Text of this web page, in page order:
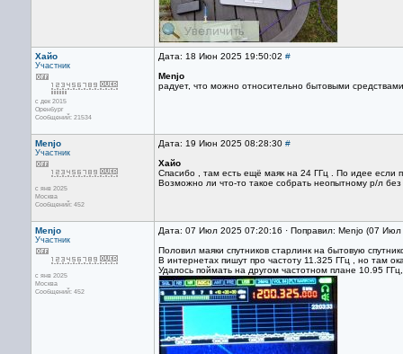
Хайо
Участник
с дек 2015
Оренбург
Сообщений: 21534
Дата: 18 Июн 2025 19:50:02 #
Menjo
радует, что можно относительно бытовыми
Menjo
Участник
с янв 2025
Москва
Сообщений: 452
Дата: 19 Июн 2025 08:28:30 #
Хайо
Спасибо , там есть ещё маяк на 24 ГГц . По идее если
Возможно ли что-то такое собрать неопытному р/л
Menjo
Участник
с янв 2025
Москва
Сообщений: 452
Дата: 07 Июл 2025 07:20:16 · Поправил: Menjo (07
Половил маяки спутников старлинк на бытовую
В интернетах пишут про частоту 11.325 ГГц , но там
Удалось поймать на другом частотном плане 10.95